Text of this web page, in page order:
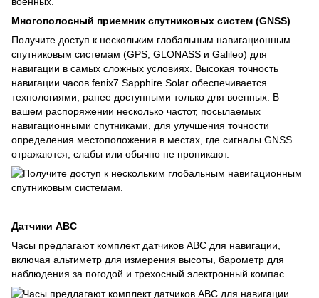
Многополосный приемник спутниковых систем (GNSS)
Получите доступ к нескольким глобальным навигационным
спутниковым системам (GPS, GLONASS и Galileo) для
навигации в самых сложных условиях. Высокая точность
навигации часов fenix7 Sapphire Solar обеспечивается
технологиями, ранее доступными только для военных. В
вашем распоряжении несколько частот, посылаемых
навигационными спутниками, для улучшения точности
определения местоположения в местах, где сигналы GNSS
отражаются, слабы или обычно не проникают.
Датчики ABC
Часы предлагают комплект датчиков ABC для навигации,
включая альтиметр для измерения высоты, барометр для
наблюдения за погодой и трехосный электронный компас.